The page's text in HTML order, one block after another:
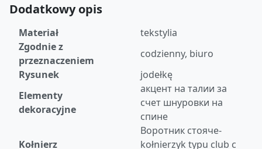
Dodatkowy opis
Materiał
tekstylia
Zgodnie z
przeznaczeniem
codzienny, biuro
Rysunek
jodełkę
Elementy
dekoracyjne
акцент на талии за
счет шнуровки на
спине
Kołnierz
Воротник стояче-
kołnierzyk typu club с